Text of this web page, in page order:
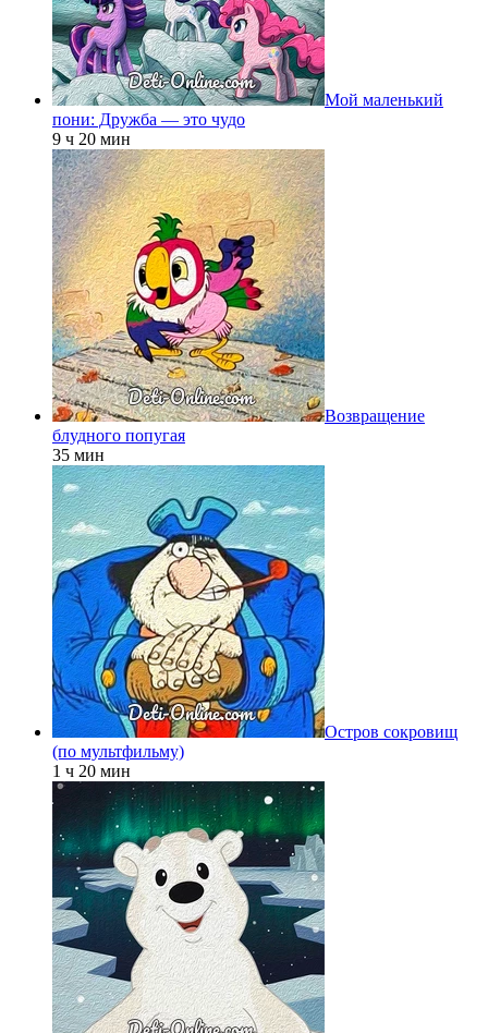
Мой маленький
пони: Дружба — это чудо
9 ч 20 мин
Возвращение
блудного попугая
35 мин
Остров сокровищ
(по мультфильму)
1 ч 20 мин